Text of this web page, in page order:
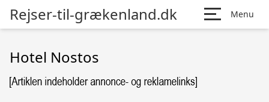
Rejser-til-grækenland.dk Menu
Hotel Nostos